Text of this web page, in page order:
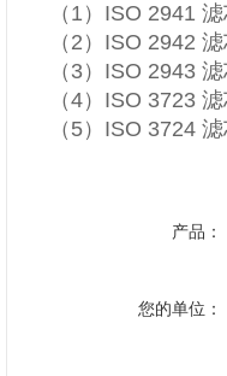
（1）ISO 2941
（2）ISO 2942
（3）ISO 2943
（4）ISO 3723
（5）ISO 3724
产品：
您的单位：